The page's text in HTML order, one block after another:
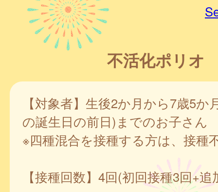
不活化ポリオ
【対象者】生後2か月から7歳5か
の誕生日の前日)までのお子さん
※四種混合を接種する方は、接種
【接種回数】4回(初回接種3回+